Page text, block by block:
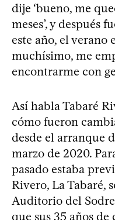
dije ‘bueno, me
meses’, y después
este año, el
muchísimo, me
encontrarme con
Así habla Tabaré
cómo fueron
desde el arranque
marzo de 2020.
pasado estaba
Rivero, La Tabaré,
Auditorio del
que sus 35 años